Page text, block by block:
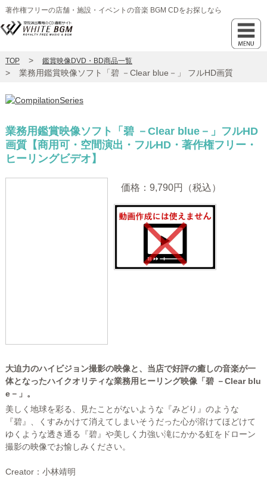
著作権フリーの店舗・施設・イベントの音楽 BGM CDをお探しなら
TOP 鑑賞映像DVD・BD商品一覧
業務用鑑賞映像ソフト「碧 －Clear blue－」 フルHD画質
業務用鑑賞映像ソフト「碧 －Clear blue－」フルHD
画質【商用可・空間演出・フルHD・著作権フリー・
ヒーリングビデオ】
価格：9,790円（税込）
大迫力のハイビジョン撮影の映像と、当店で好評の癒しの音楽が一
体となったハイクオリティな業務用ヒーリング映像「碧 －Clear blu
e－」。
美しく地球を彩る、見たことがないような『みどり』のような
『碧』、くすみかけて消えてしまいそうだった心が溶けてほどけて
ゆくような透き通る『碧』や美しく力強い滝にかかる虹をドローン
撮影の映像でお愉しみください。
Creator：小林靖明